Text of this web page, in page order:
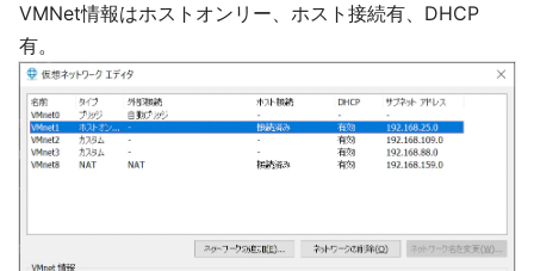
VMNet情報はホストオンリー、ホスト接続有、DHCP
有。